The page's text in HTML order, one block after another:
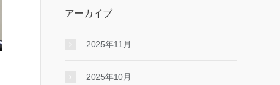
アーカイブ
2025年11月
2025年10月